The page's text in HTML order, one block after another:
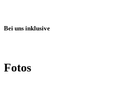
Bei uns inklusive
Fotos